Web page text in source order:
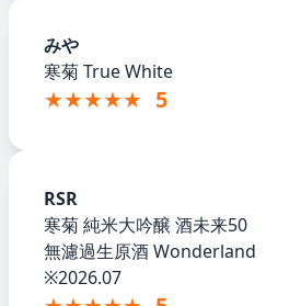
みや
寒菊 True White
★★★★★ 5
RSR
寒菊 純米大吟醸 酒未来50
無濾過生原酒 Wonderland
※2026.07